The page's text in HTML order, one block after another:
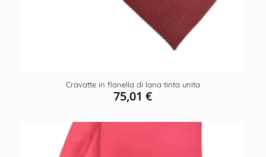
Cravatte in flanella di lana tinta unita
75,01€